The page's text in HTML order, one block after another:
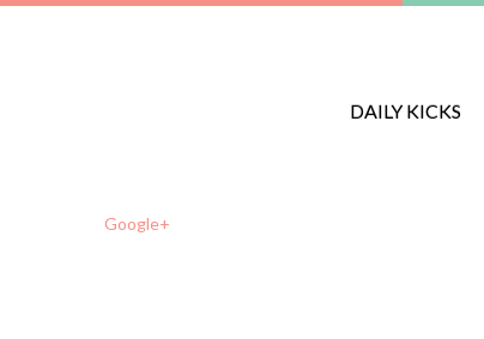
DAILY KICKS
Google+